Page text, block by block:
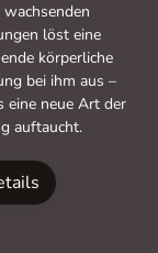
löst eine
körperliche
bei ihm aus –
eine neue Art der
auftaucht.